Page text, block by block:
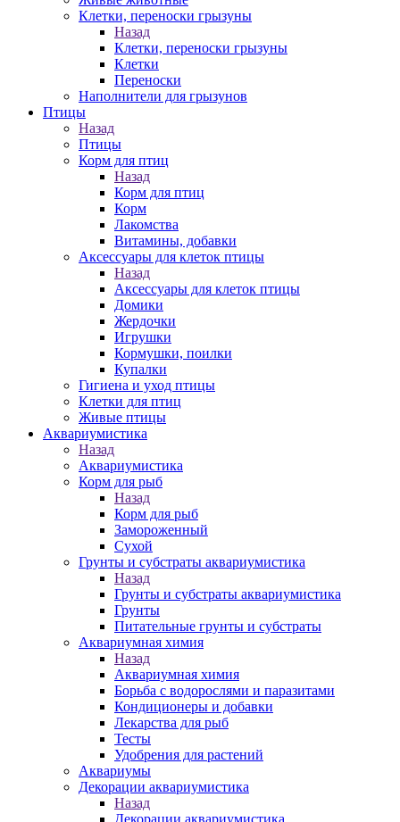
Клетки, переноски грызуны
Назад
Клетки, переноски грызуны
Клетки
Переноски
Наполнители для грызунов
Птицы
Назад
Птицы
Корм для птиц
Назад
Корм для птиц
Корм
Лакомства
Витамины, добавки
Аксессуары для клеток птицы
Назад
Аксессуары для клеток птицы
Домики
Жердочки
Игрушки
Кормушки, поилки
Купалки
Гигиена и уход птицы
Клетки для птиц
Живые птицы
Аквариумистика
Назад
Аквариумистика
Корм для рыб
Назад
Корм для рыб
Замороженный
Сухой
Грунты и субстраты аквариумистика
Назад
Грунты и субстраты аквариумистика
Грунты
Питательные грунты и субстраты
Аквариумная химия
Назад
Аквариумная химия
Борьба с водорослями и паразитами
Кондиционеры и добавки
Лекарства для рыб
Тесты
Удобрения для растений
Аквариумы
Декорации аквариумистика
Назад
Декорации аквариумистика